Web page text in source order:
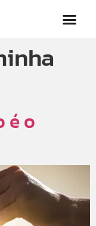
é o